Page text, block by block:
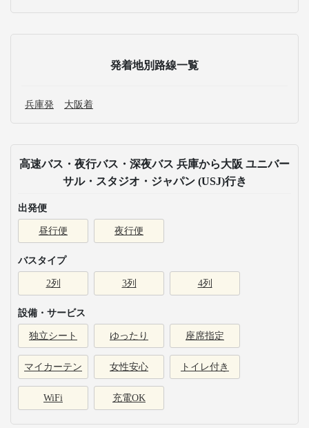
発着地別路線一覧
兵庫発 大阪着
高速バス・夜行バス・深夜バス 兵庫から大阪 ユニバー
サル・スタジオ・ジャパン (USJ)行き
出発便
昼行便 夜行便
バスタイプ
2列 3列 4列
設備・サービス
独立シート ゆったり 座席指定
マイカーテン 女性安心 トイレ付き
WiFi 充電OK